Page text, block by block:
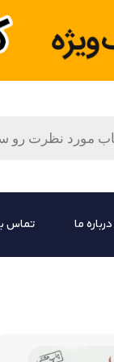
درباره ما تماس